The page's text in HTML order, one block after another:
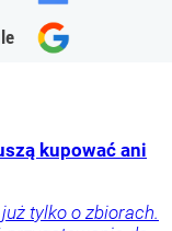
kupować ani
tylko o zbiorach.